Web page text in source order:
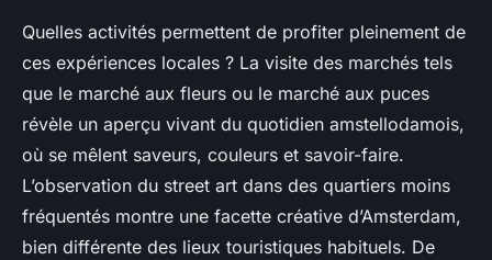
Quelles activités permettent de profiter pleinement de
ces expériences locales ? La visite des marchés tels
que le marché aux fleurs ou le marché aux puces
révèle un aperçu vivant du quotidien amstellodamois,
où se mêlent saveurs, couleurs et savoir-faire.
L’observation du street art dans des quartiers moins
fréquentés montre une facette créative d’Amsterdam,
bien différente des lieux touristiques habituels. De